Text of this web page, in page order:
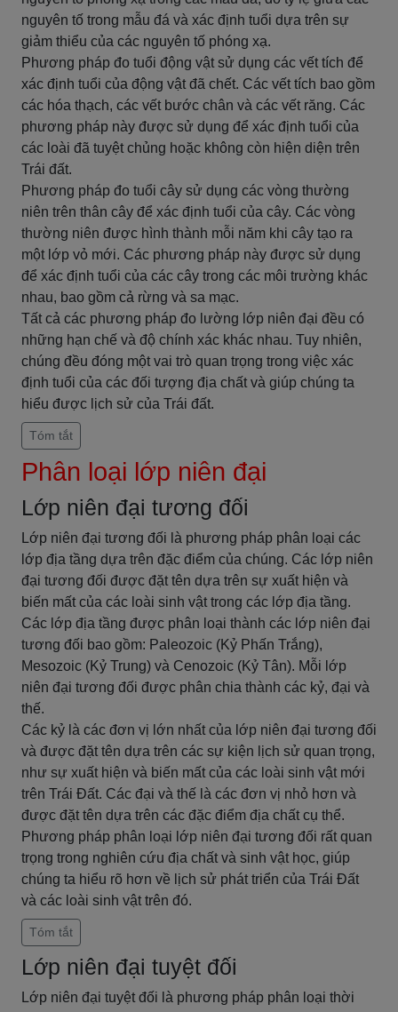
nguyên tố trong mẫu đá và xác định tuổi dựa trên sự
giảm thiểu của các nguyên tố phóng xạ.
Phương pháp đo tuổi động vật sử dụng các vết tích để
xác định tuổi của động vật đã chết. Các vết tích bao gồm
các hóa thạch, các vết bước chân và các vết răng. Các
phương pháp này được sử dụng để xác định tuổi của
các loài đã tuyệt chủng hoặc không còn hiện diện trên
Trái đất.
Phương pháp đo tuổi cây sử dụng các vòng thường
niên trên thân cây để xác định tuổi của cây. Các vòng
thường niên được hình thành mỗi năm khi cây tạo ra
một lớp vỏ mới. Các phương pháp này được sử dụng
để xác định tuổi của các cây trong các môi trường khác
nhau, bao gồm cả rừng và sa mạc.
Tất cả các phương pháp đo lường lớp niên đại đều có
những hạn chế và độ chính xác khác nhau. Tuy nhiên,
chúng đều đóng một vai trò quan trọng trong việc xác
định tuổi của các đối tượng địa chất và giúp chúng ta
hiểu được lịch sử của Trái đất.
Tóm tắt
Phân loại lớp niên đại
Lớp niên đại tương đối
Lớp niên đại tương đối là phương pháp phân loại các
lớp địa tầng dựa trên đặc điểm của chúng. Các lớp niên
đại tương đối được đặt tên dựa trên sự xuất hiện và
biến mất của các loài sinh vật trong các lớp địa tầng.
Các lớp địa tầng được phân loại thành các lớp niên đại
tương đối bao gồm: Paleozoic (Kỷ Phấn Trắng),
Mesozoic (Kỷ Trung) và Cenozoic (Kỷ Tân). Mỗi lớp
niên đại tương đối được phân chia thành các kỷ, đại và
thế.
Các kỷ là các đơn vị lớn nhất của lớp niên đại tương đối
và được đặt tên dựa trên các sự kiện lịch sử quan trọng,
như sự xuất hiện và biến mất của các loài sinh vật mới
trên Trái Đất. Các đại và thế là các đơn vị nhỏ hơn và
được đặt tên dựa trên các đặc điểm địa chất cụ thể.
Phương pháp phân loại lớp niên đại tương đối rất quan
trọng trong nghiên cứu địa chất và sinh vật học, giúp
chúng ta hiểu rõ hơn về lịch sử phát triển của Trái Đất
và các loài sinh vật trên đó.
Tóm tắt
Lớp niên đại tuyệt đối
Lớp niên đại tuyệt đối là phương pháp phân loại thời